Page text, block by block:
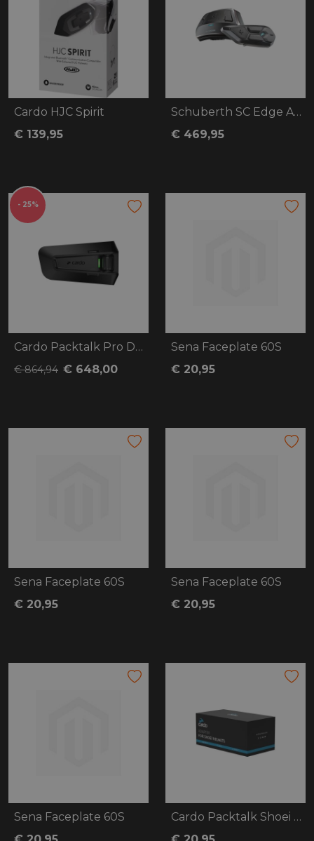
Cardo HJC Spirit
€ 139,95
Schuberth SC Edge ANC
€ 469,95
- 25%
Cardo Packtalk Pro Duo
€ 864,94 € 648,00
Sena Faceplate 60S
€ 20,95
Sena Faceplate 60S
€ 20,95
Sena Faceplate 60S
€ 20,95
Sena Faceplate 60S
Cardo Packtalk Shoei adapter gen 2